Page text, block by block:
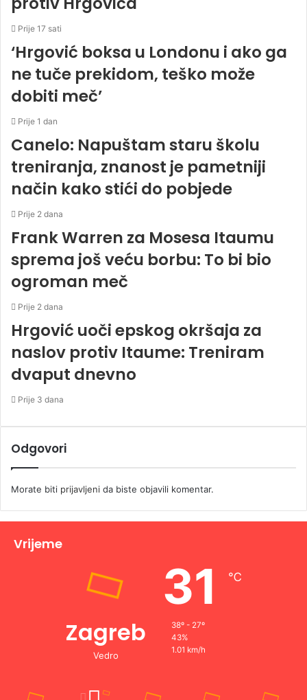
Prije 17 sati
‘Hrgović boksa u Londonu i ako ga
ne tuče prekidom, teško može
dobiti meč’
Prije 1 dan
Canelo: Napuštam staru školu
treniranja, znanost je pametniji
način kako stići do pobjede
Prije 2 dana
Frank Warren za Mosesa Itaumu
sprema još veću borbu: To bi bio
ogroman meč
Prije 2 dana
Hrgović uoči epskog okršaja za
naslov protiv Itaume: Treniram
dvaput dnevno
Prije 3 dana
Odgovori
Morate biti prijavljeni da biste objavili komentar.
Vrijeme
Zagreb
Vedro
31 ℃
38º - 27º
43%
1.01 km/h